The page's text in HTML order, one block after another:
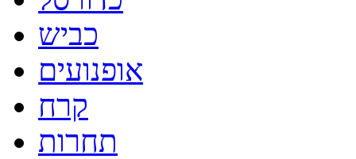
כביש
אופנועים
קרח
תחרות